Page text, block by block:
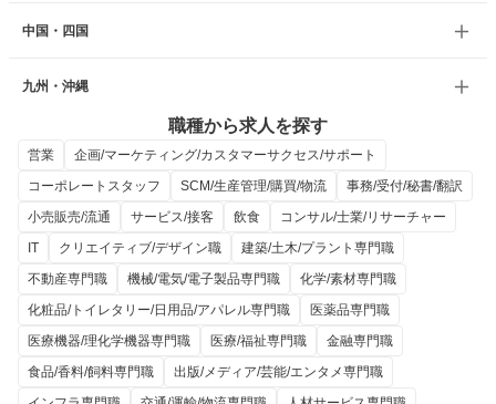
中国・四国
九州・沖縄
職種から求人を探す
営業
企画/マーケティング/カスタマーサクセス/サポート
コーポレートスタッフ
SCM/生産管理/購買/物流
事務/受付/秘書/翻訳
小売販売/流通
サービス/接客 飲食
コンサル/士業/リサーチャー
IT
クリエイティブ/デザイン職
建築/土木/プラント専門職
不動産専門職
機械/電気/電子製品専門職
化学/素材専門職
化粧品/トイレタリー/日用品/アパレル専門職
医薬品専門職
医療機器/理化学機器専門職
医療/福祉専門職
金融専門職
食品/香料/飼料専門職
出版/メディア/芸能/エンタメ専門職